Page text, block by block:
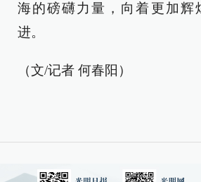
海的磅礴力量，向着更加辉
进。
（文/记者 何春阳）